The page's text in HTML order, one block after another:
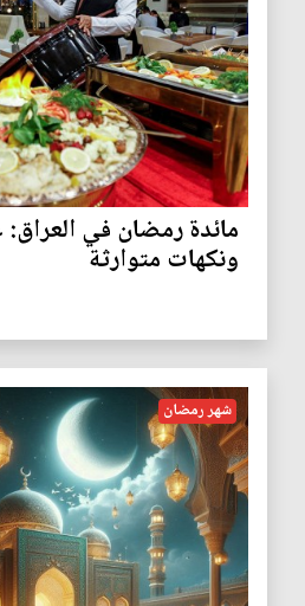
مائدة رمضان في
ونكهات متوارثة
شهر رمضان